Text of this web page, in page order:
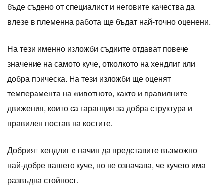
бъде съдено от специалист и неговите качества да
влезе в племенна работа ще бъдат най-точно оценени.
На тези именно изложби съдиите отдават повече
значение на самото куче, отколкото на хендлиг или
добра прическа. На тези изложби ще оценят
темперамента на животното, както и правилните
движения, които са гаранция за добра структура и
правилен постав на костите.
Добрият хендлиг е начин да представите възможно
най-добре вашето куче, но не означава, че кучето има
развъдна стойност.